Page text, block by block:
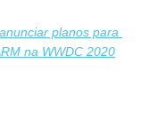
planos para
na WWDC 2020